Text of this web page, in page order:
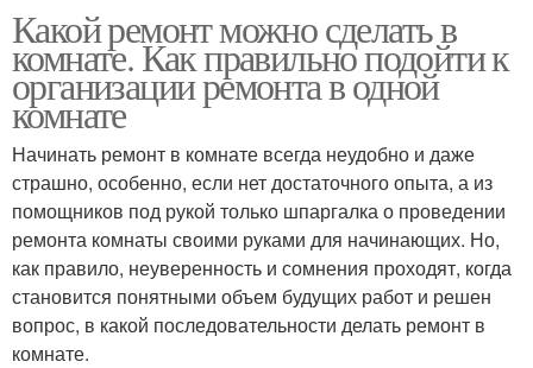
Какой ремонт можно сделать в
комнате. Как правильно подойти к
организации ремонта в одной
комнате
Начинать ремонт в комнате всегда неудобно и даже
страшно, особенно, если нет достаточного опыта, а из
помощников под рукой только шпаргалка о проведении
ремонта комнаты своими руками для начинающих. Но,
как правило, неуверенность и сомнения проходят, когда
становится понятными объем будущих работ и решен
вопрос, в какой последовательности делать ремонт в
комнате.